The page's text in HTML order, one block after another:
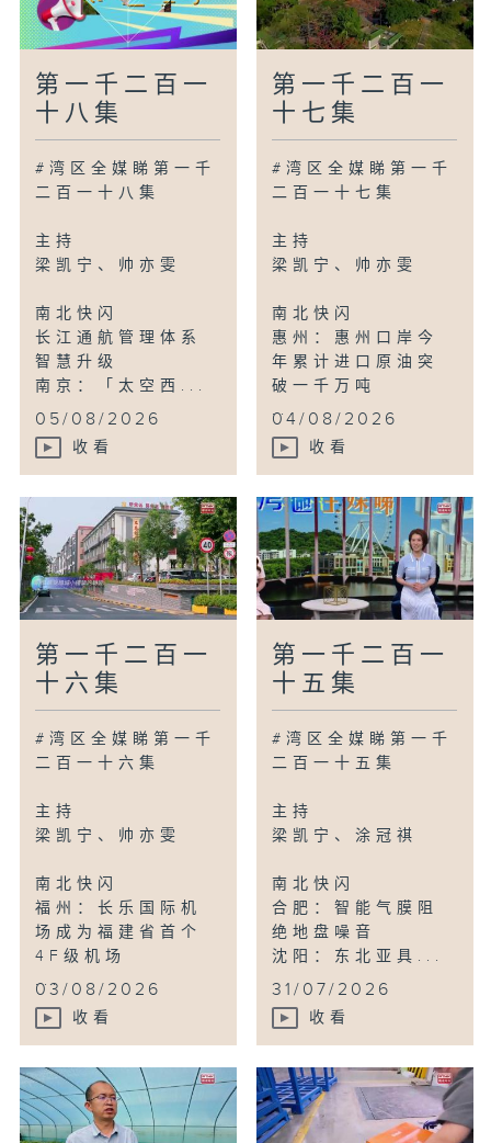
第一千二百一
十八集
#湾区全媒睇第一千
二百一十八集
主持
梁凯宁、帅亦雯
南北快闪
长江通航管理体系
智慧升级
南京：「太空西...
05/08/2026
收看
第一千二百一
十七集
#湾区全媒睇第一千
二百一十七集
主持
梁凯宁、帅亦雯
南北快闪
惠州：惠州口岸今
年累计进口原油突
破一千万吨
...
04/08/2026
收看
第一千二百一
十六集
#湾区全媒睇第一千
二百一十六集
主持
梁凯宁、帅亦雯
南北快闪
福州：长乐国际机
场成为福建省首个
4F级机场
...
03/08/2026
收看
第一千二百一
十五集
#湾区全媒睇第一千
二百一十五集
主持
梁凯宁、涂冠祺
南北快闪
合肥：智能气膜阻
绝地盘噪音
沈阳：东北亚具...
31/07/2026
收看